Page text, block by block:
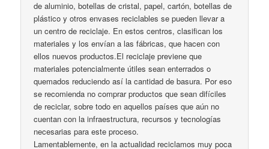
de aluminio, botellas de cristal, papel, cartón, botellas de
plástico y otros envases reciclables se pueden llevar a
un centro de reciclaje. En estos centros, clasifican los
materiales y los envían a las fábricas, que hacen con
ellos nuevos productos.El reciclaje previene que
materiales potencialmente útiles sean enterrados o
quemados reduciendo así la cantidad de basura. Por eso
se recomienda no comprar productos que sean difíciles
de reciclar, sobre todo en aquellos países que aún no
cuentan con la infraestructura, recursos y tecnologías
necesarias para este proceso.
Lamentablemente, en la actualidad reciclamos muy poca